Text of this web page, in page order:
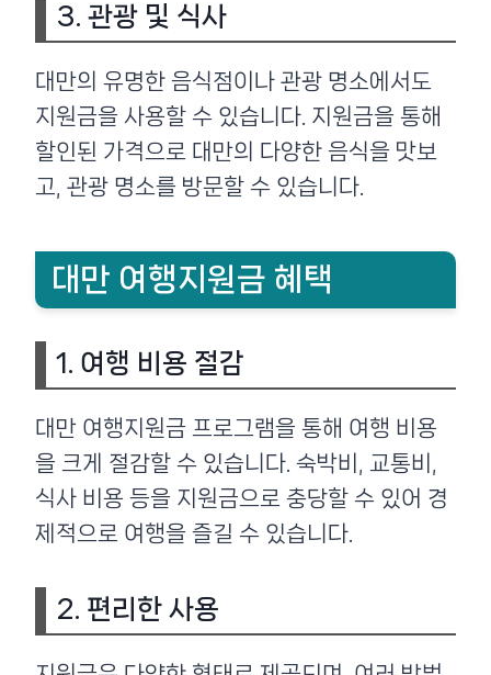
3. 관광 및 식사
대만의 유명한 음식점이나 관광 명소에서도
지원금을 사용할 수 있습니다. 지원금을 통해
할인된 가격으로 대만의 다양한 음식을 맛보
고, 관광 명소를 방문할 수 있습니다.
대만 여행지원금 혜택
1. 여행 비용 절감
대만 여행지원금 프로그램을 통해 여행 비용
을 크게 절감할 수 있습니다. 숙박비, 교통비,
식사 비용 등을 지원금으로 충당할 수 있어 경
제적으로 여행을 즐길 수 있습니다.
2. 편리한 사용